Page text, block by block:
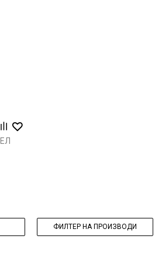
ФИЛТЕР НА ПРОИЗВОДИ